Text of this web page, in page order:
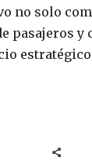
no solo
pasajeros y